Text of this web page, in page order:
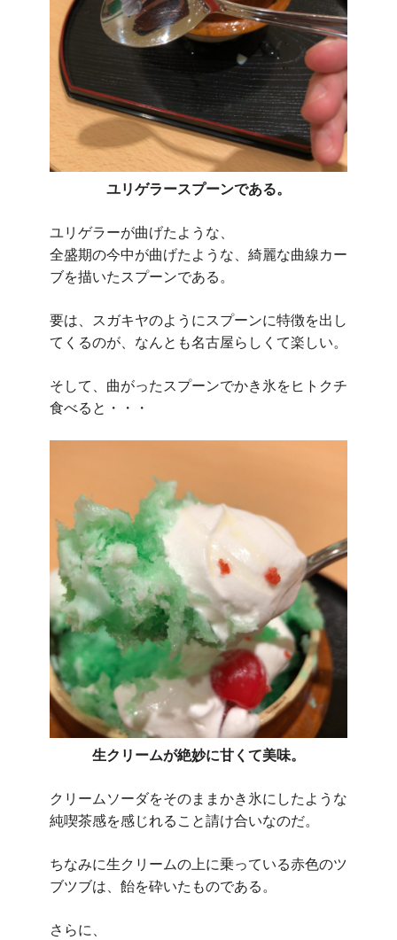
ユリゲラースプーンである。
ユリゲラーが曲げたような、
全盛期の今中が曲げたような、綺麗な曲線カー
ブを描いたスプーンである。
要は、スガキヤのようにスプーンに特徴を出し
てくるのが、なんとも名古屋らしくて楽しい。
そして、曲がったスプーンでかき氷をヒトクチ
食べると・・・
生クリームが絶妙に甘くて美味。
クリームソーダをそのままかき氷にしたような
純喫茶感を感じれること請け合いなのだ。
ちなみに生クリームの上に乗っている赤色のツ
ブツブは、飴を砕いたものである。
さらに、